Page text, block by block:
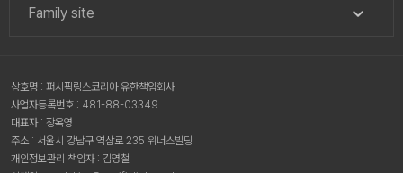
Family site
상호명 : 퍼시픽링스코리아 유한책임회사
사업자등록번호 : 481-88-03349
대표자 : 장옥영
주소 : 서울시 강남구 역삼로 235 위너스빌딩
개인정보관리 책임자 : 김영철